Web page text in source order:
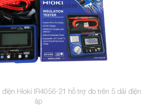
Hioki IR4056-21 hỗ trợ đo trên 5 dải điện
áp